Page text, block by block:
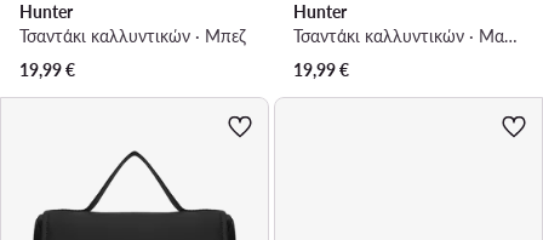
Hunter
Τσαντάκι καλλυντικών · Μπεζ
19,99€
Hunter
Τσαντάκι καλλυντικών · Μαύρο
19,99€